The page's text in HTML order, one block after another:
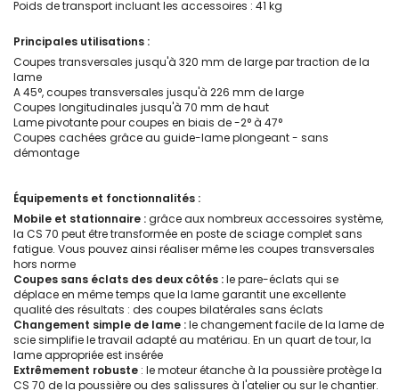
Poids de transport incluant les accessoires : 41 kg
Principales utilisations :
Coupes transversales jusqu'à 320 mm de large par traction de la
lame
A 45°, coupes transversales jusqu'à 226 mm de large
Coupes longitudinales jusqu'à 70 mm de haut
Lame pivotante pour coupes en biais de -2° à 47°
Coupes cachées grâce au guide-lame plongeant - sans
démontage
Équipements et fonctionnalités :
Mobile et stationnaire :grâce aux nombreux accessoires système,
la CS 70 peut être transformée en poste de sciage complet sans
fatigue. Vous pouvez ainsi réaliser même les coupes transversales
hors norme
Coupes sans éclats des deux côtés :le pare-éclats qui se
déplace en même temps que la lame garantit une excellente
qualité des résultats : des coupes bilatérales sans éclats
Changement simple de lame :le changement facile de la lame de
scie simplifie le travail adapté au matériau. En un quart de tour, la
lame appropriée est insérée
Extrêmement robuste : le moteur étanche à la poussière protège la
CS 70 de la poussière ou des salissures à l'atelier ou sur le chantier.